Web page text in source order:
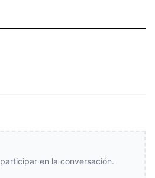
en la conversación.